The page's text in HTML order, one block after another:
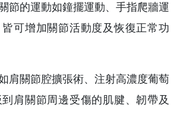
節的運動如鐘擺運動、手指爬牆運
可增加關節活動度及恢復正常功
肩關節腔擴張術、注射高濃度葡萄
肩關節周邊受傷的肌腱、韌帶及